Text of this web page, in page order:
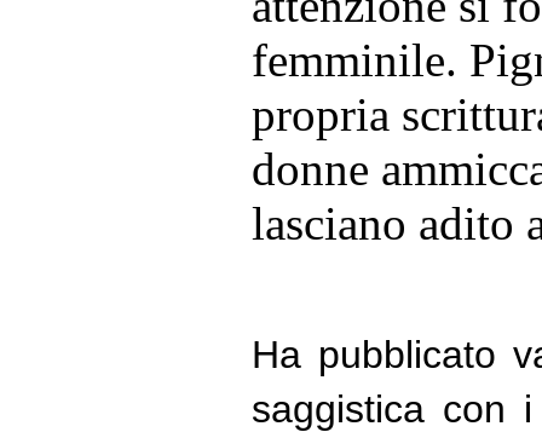
femminile.
propria
donne
lasciano adito
Ha pubblicato
saggistica con